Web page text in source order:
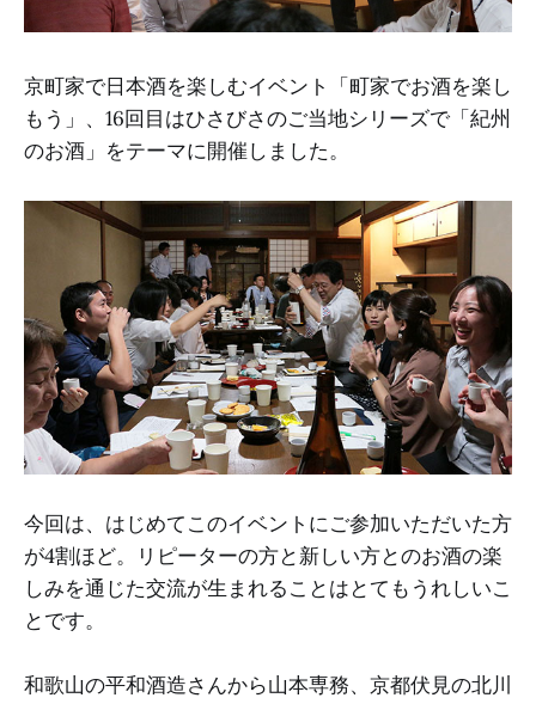
京町家で日本酒を楽しむイベント「町家でお酒を楽し
もう」、16回目はひさびさのご当地シリーズで「紀州
のお酒」をテーマに開催しました。
今回は、はじめてこのイベントにご参加いただいた方
が4割ほど。リピーターの方と新しい方とのお酒の楽
しみを通じた交流が生まれることはとてもうれしいこ
とです。
和歌山の平和酒造さんから山本専務、京都伏見の北川